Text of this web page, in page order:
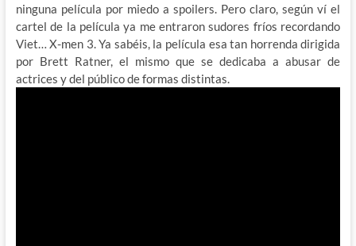
ninguna película por miedo a spoilers. Pero claro, según ví el
cartel de la película ya me entraron sudores fríos recordando
Viet… X-men 3. Ya sabéis, la película esa tan horrenda dirigida
por Brett Ratner, el mismo que se dedicaba a abusar de
actrices y del público de formas distintas.